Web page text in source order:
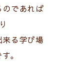
のであれば
来る学び場
。